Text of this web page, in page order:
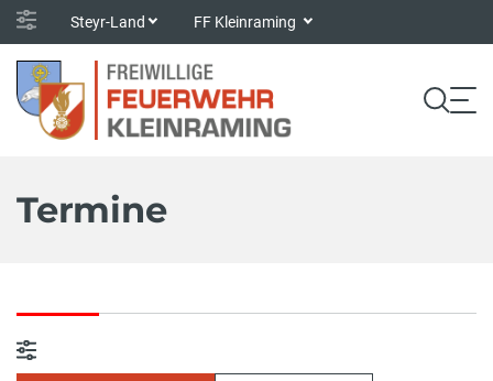
Steyr-Land FF Kleinraming
Termine